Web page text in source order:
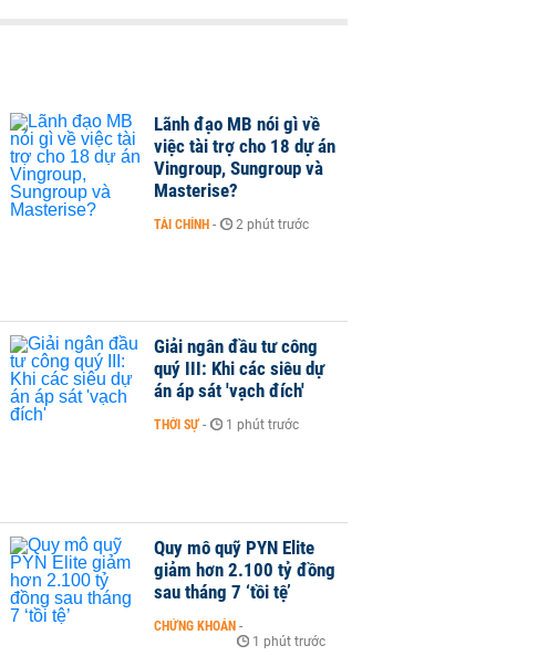
Lãnh đạo MB nói gì về
việc tài trợ cho 18 dự án
Vingroup, Sungroup và
Masterise?
TÀI CHÍNH - 2 phút trước
Giải ngân đầu tư công
quý III: Khi các siêu dự
án áp sát 'vạch đích'
THỜI SỰ - 1 phút trước
Quy mô quỹ PYN Elite
giảm hơn 2.100 tỷ đồng
sau tháng 7 ‘tồi tệ’
CHỨNG KHOÁN -
1 phút trước